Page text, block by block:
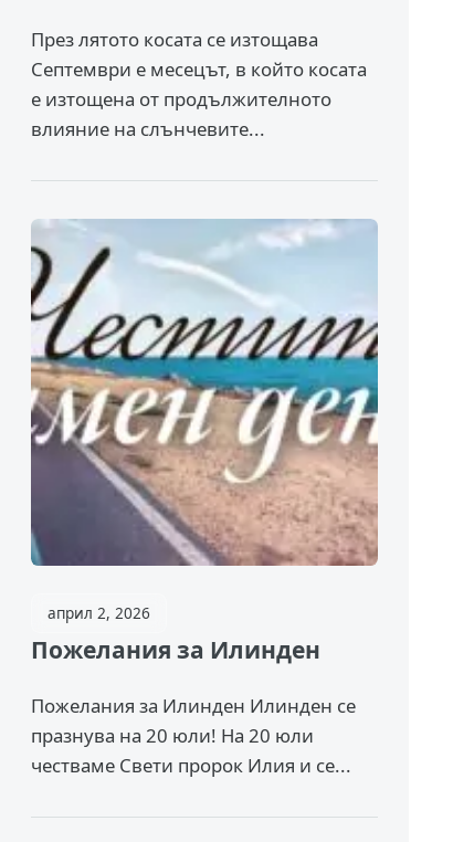
През лятото косата се изтощава
Септември е месецът, в който косата
е изтощена от продължителното
влияние на слънчевите...
април 2, 2026
Пожелания за Илинден
Пожелания за Илинден Илинден се
празнува на 20 юли! На 20 юли
честваме Свети пророк Илия и се...